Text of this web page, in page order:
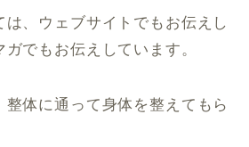
、ウェブサイトでもお伝えし
でもお伝えしています。
体に通って身体を整えてもら